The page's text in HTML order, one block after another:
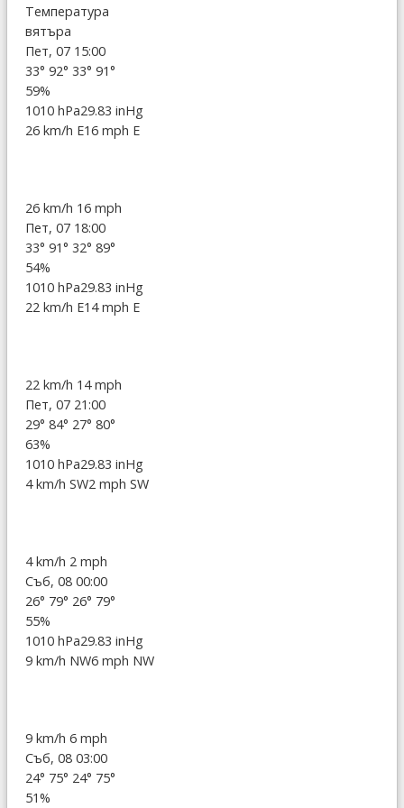
Температура
вятъра
Пет, 07 15:00
33° 92° 33° 91°
59%
1010 hPa29.83 inHg
26 km/h E16 mph E
26 km/h 16 mph
Пет, 07 18:00
33° 91° 32° 89°
54%
1010 hPa29.83 inHg
22 km/h E14 mph E
22 km/h 14 mph
Пет, 07 21:00
29° 84° 27° 80°
63%
1010 hPa29.83 inHg
4 km/h SW2 mph SW
4 km/h 2 mph
Съб, 08 00:00
26° 79° 26° 79°
55%
1010 hPa29.83 inHg
9 km/h NW6 mph NW
9 km/h 6 mph
Съб, 08 03:00
24° 75° 24° 75°
51%